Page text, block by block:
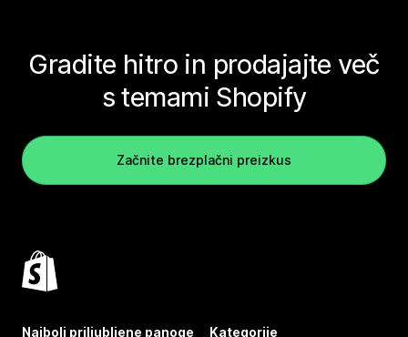
Gradite hitro in prodajajte več
s temami Shopify
Začnite brezplačni preizkus
Najbolj priljubljene panoge Kategorije